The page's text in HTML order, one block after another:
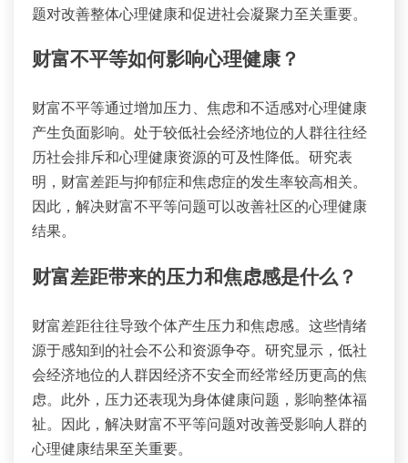
题对改善整体心理健康和促进社会凝聚力至关重要。
财富不平等如何影响心理健康？
财富不平等通过增加压力、焦虑和不适感对心理健康
产生负面影响。处于较低社会经济地位的人群往往经
历社会排斥和心理健康资源的可及性降低。研究表
明，财富差距与抑郁症和焦虑症的发生率较高相关。
因此，解决财富不平等问题可以改善社区的心理健康
结果。
财富差距带来的压力和焦虑感是什么？
财富差距往往导致个体产生压力和焦虑感。这些情绪
源于感知到的社会不公和资源争夺。研究显示，低社
会经济地位的人群因经济不安全而经常经历更高的焦
虑。此外，压力还表现为身体健康问题，影响整体福
祉。因此，解决财富不平等问题对改善受影响人群的
心理健康结果至关重要。